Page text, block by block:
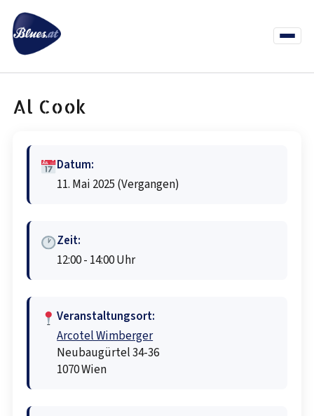
Inhalt
springen
Menü
Al Cook
Datum:
11. Mai 2025 (Vergangen)
Zeit:
12:00 - 14:00 Uhr
Veranstaltungsort:
Arcotel Wimberger
Neubaugürtel 34-36
1070 Wien